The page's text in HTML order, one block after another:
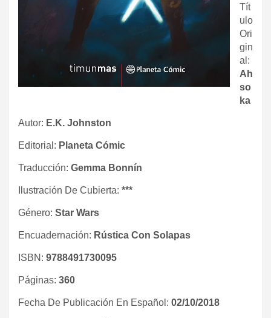
Tít
ulo
Ori
gin
al:
Ah
so
ka
Autor: E.K. Johnston
Editorial: Planeta Cómic
Traducción: Gemma Bonnín
Ilustración De Cubierta: ***
Género: Star Wars
Encuadernación: Rústica Con Solapas
ISBN: 9788491730095
Páginas: 360
Fecha De Publicación En Español: 02/10/2018